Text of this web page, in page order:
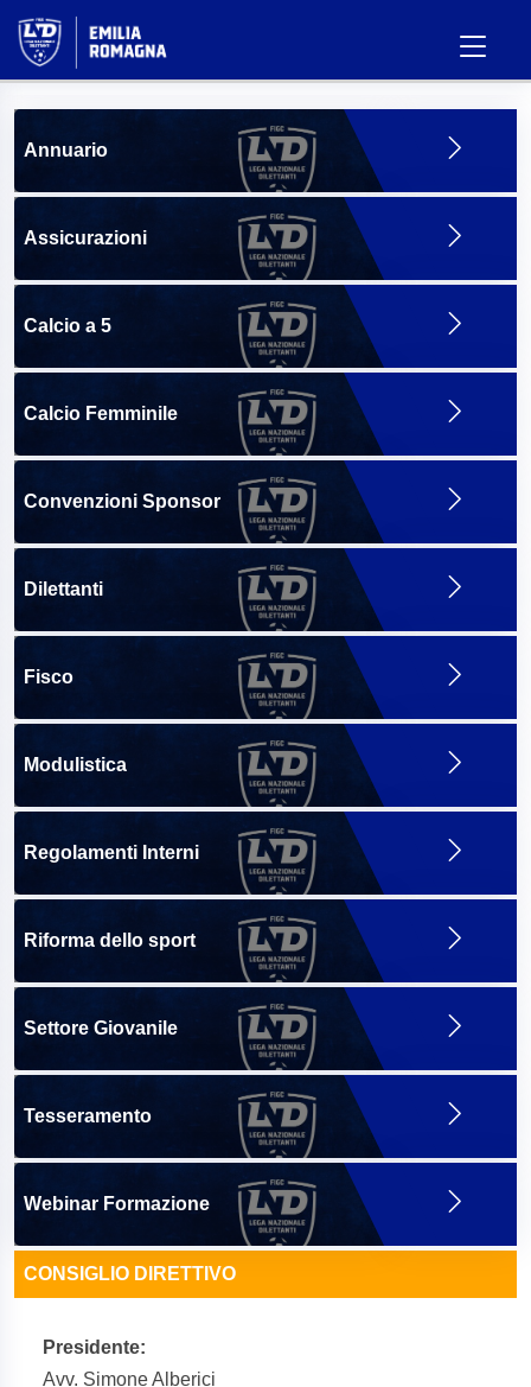
Annuario
Assicurazioni
Calcio a 5
Calcio Femminile
Convenzioni Sponsor
Dilettanti
Fisco
Modulistica
Regolamenti Interni
Riforma dello sport
Settore Giovanile
Tesseramento
Webinar Formazione
CONSIGLIO DIRETTIVO
Presidente:
Avv. Simone Alberici